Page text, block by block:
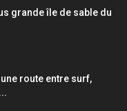
grande île de sable du
route entre surf,